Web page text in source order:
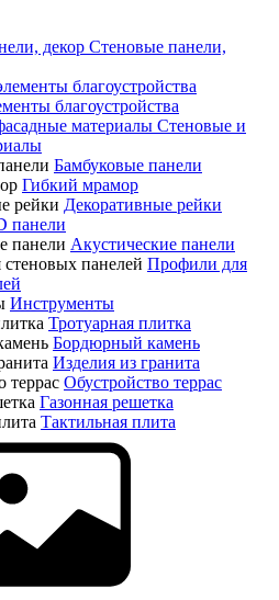
Стеновые панели,
благоустройства
Стеновые и
Бамбуковые панели
Гибкий мрамор
Декоративные рейки
панели
Акустические панели
Профили для
Инструменты
Тротуарная плитка
Бордюрный камень
Изделия из гранита
Обустройство террас
Газонная решетка
Тактильная плита